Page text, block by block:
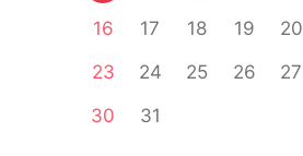
16
17 18 19 20
23
24 25 26 27
30
31